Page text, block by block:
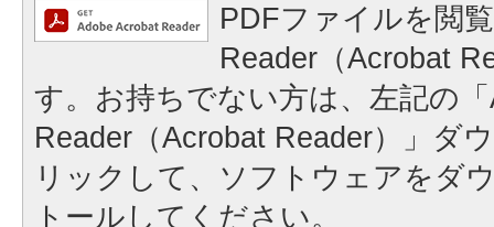
PDFファイルを閲
Reader（Acrobat
す。お持ちでない方は、左記の
Reader（Acrobat Reader）」ダ
リックして、ソフトウェアをダ
トールしてください。